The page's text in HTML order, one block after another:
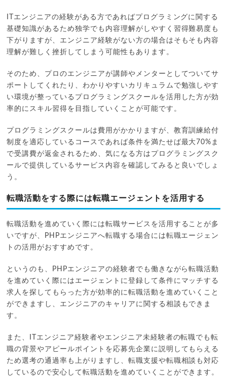
ITエンジニアの経験がある方であればプログラミングに関する
基礎知識があるため独学でも内容理解がしやすく習得難易度も
下がりますが、エンジニア経験がない方の場合はそもそも内容
理解が難しく挫折してしまう可能性もあります。
そのため、プロのエンジニアが講師やメンターとしてついてサ
ポートしてくれたり、わかりやすいカリキュラムで勉強しやす
い環境が整っているプログラミングスクールを活用した方が効
率的にスキル習得を目指していくことが可能です。
プログラミングスクールは費用がかかりますが、教育訓練給付
制度を適応しているコースであれば条件を満たせば最大70%ま
で受講費が返金されるため、気になる方はプログラミングスク
ールで提供しているサービス内容を確認してみると良いでしょ
う。
転職活動をする際には転職エージェントを活用する
転職活動を進めていく際には転職サービスを活用することが多
いですが、PHPエンジニアへ転職する場合には転職エージェン
トの活用がおすすめです。
というのも、PHPエンジニアの経験者でも働きながら転職活動
を進めていく際にはエージェントに登録して条件にマッチする
求人を探してもらった方が効率的に転職活動を進めていくこと
ができますし、エンジニアのキャリアに関する相談もできま
す。
また、ITエンジニア経験者やエンジニア未経験者の転職でも転
職の背景やアピールポイントを応募先企業に説明してもらえる
ため選考の通過率も上がりますし、転職支援や転職相談も対応
しているので安心して転職活動を進めていくことができます。